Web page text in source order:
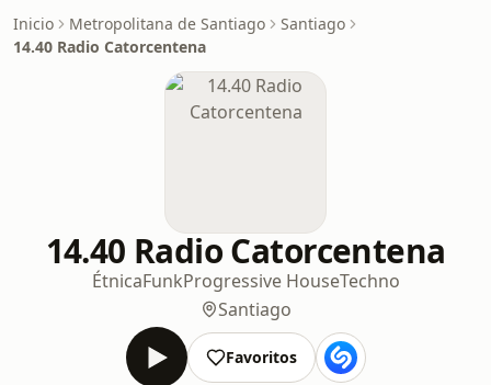
Inicio Metropolitana de Santiago
Santiago
14.40 Radio Catorcentena
14.40 Radio Catorcentena
ÉtnicaFunkProgressive HouseTechno
Santiago
Favoritos